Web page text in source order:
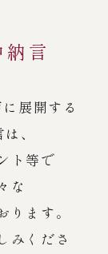
言
展開する
、
ト等で
な
ます。
みくださ